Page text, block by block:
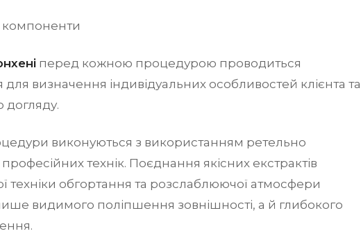
компоненти
перед кожною процедурою проводиться
для визначення індивідуальних особливостей клієнта та
догляду.
виконуються з використанням ретельно
професійних технік. Поєднання якісних екстрактів
техніки обгортання та розслаблюючої атмосфери
видимого поліпшення зовнішності, а й глибокого